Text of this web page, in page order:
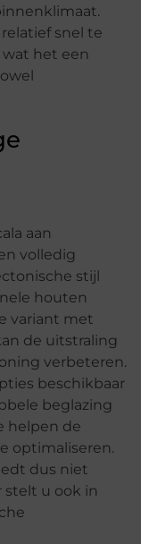
snel te
het een
aan
volledig
stijl
houten
variant met
de uitstraling
verbeteren.
beschikbaar
beglazing
helpen de
optimaliseren.
dus niet
stelt u ook in